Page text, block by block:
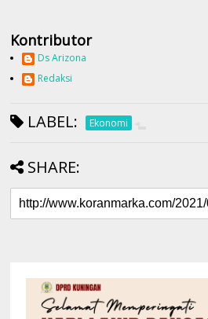
Kontributor
Ds Arizona
Redaksi
LABEL: Ekonomi
SHARE: